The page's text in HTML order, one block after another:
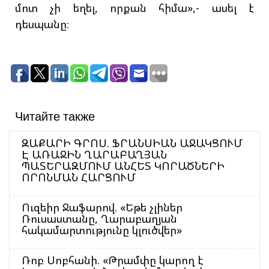
մոտ չի եղել, որքան հիմա»,- ասել է
դեսպանը։
Читайте также
ԶԱՔԱՐԻ ԳՐՈՍ. ՖՐԱՆՍԻԱՆ ԱՋԱԿՑՈՒՄ
Է ԱՌԱՋԻՆ ՂԱՐԱԲԱՂՅԱՆ
ՊԱՏԵՐԱԶՄՈՒՄ ԱՆՀԵՏ ԿՈՐԱԾՆԵՐԻ
ՈՐՈՆՄԱՆ ՀԱՐՑՈՒՄ
Ուզեիր Ջաֆարով. «Եթե չլիներ
Ռուսաստանը, Ղարաբաղյան
հակամարտությունը կլուծվեր»
Ռոբ Սոբհանի. «Թրամփը կարող է